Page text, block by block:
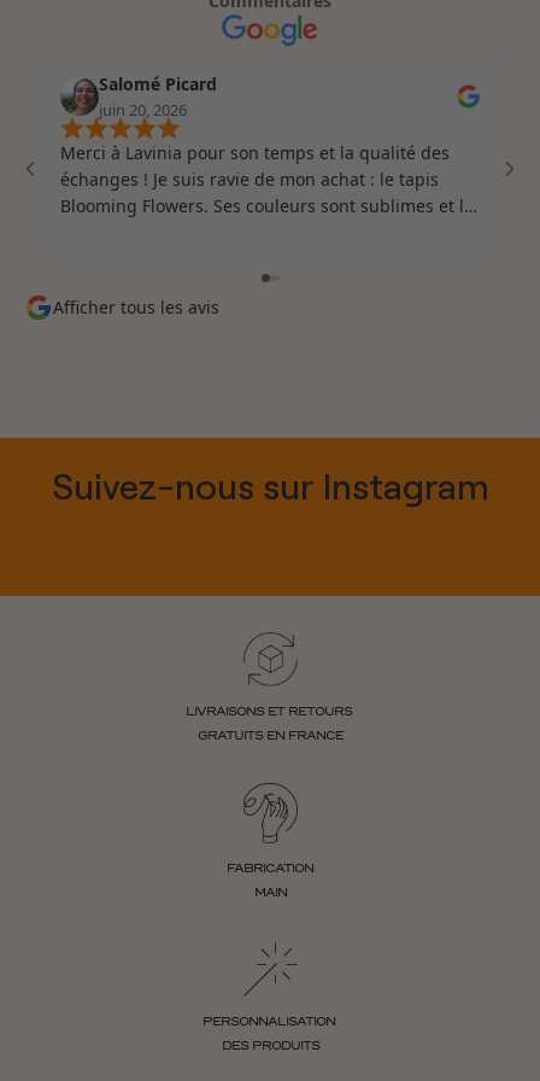
Salomé Picard
juin 20, 2026
Merci à Lavinia pour son temps et la qualité des
échanges ! Je suis ravie de mon achat : le tapis
Blooming Flowers. Ses couleurs sont sublimes et la
je recommande vivement !
Afficher tous les avis
Suivez-nous sur Instagram
LIVRAISONS ET RETOURS
GRATUITS EN FRANCE
FABRICATION
MAIN
PERSONNALISATION
DES PRODUITS